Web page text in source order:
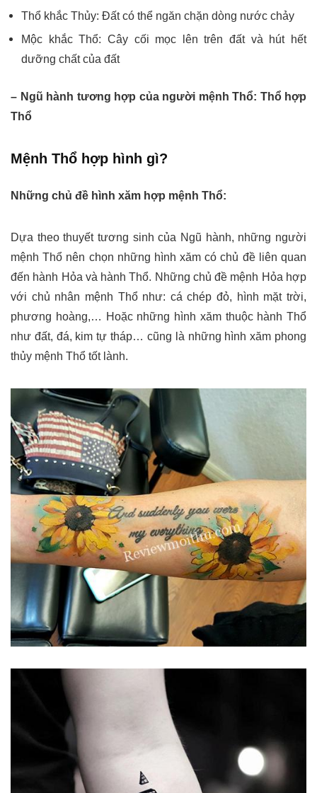
Thổ khắc Thủy: Đất có thể ngăn chặn dòng nước chảy
Mộc khắc Thổ: Cây cối mọc lên trên đất và hút hết
dưỡng chất của đất
– Ngũ hành tương hợp của người mệnh Thổ: Thổ hợp
Thổ
Mệnh Thổ hợp hình gì?
Những chủ đề hình xăm hợp mệnh Thổ:
Dựa theo thuyết tương sinh của Ngũ hành, những người
mệnh Thổ nên chọn những hình xăm có chủ đề liên quan
đến hành Hỏa và hành Thổ. Những chủ đề mệnh Hỏa hợp
với chủ nhân mệnh Thổ như: cá chép đỏ, hình mặt trời,
phương hoàng,… Hoặc những hình xăm thuộc hành Thổ
như đất, đá, kim tự tháp… cũng là những hình xăm phong
thủy mệnh Thổ tốt lành.